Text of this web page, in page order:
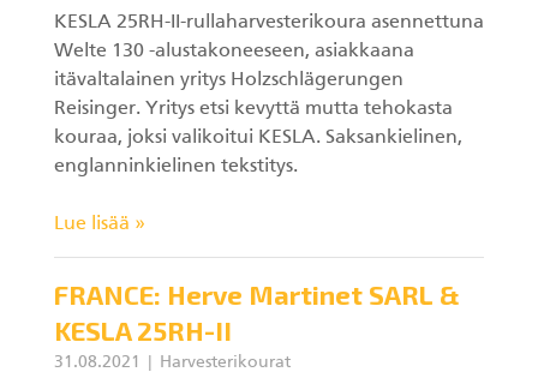
KESLA 25RH-II-rullaharvesterikoura asennettuna
Welte 130 -alustakoneeseen, asiakkaana
itävaltalainen yritys Holzschlägerungen
Reisinger. Yritys etsi kevyttä mutta tehokasta
kouraa, joksi valikoitui KESLA. Saksankielinen,
englanninkielinen tekstitys.
Lue lisää »
FRANCE: Herve Martinet SARL &
KESLA 25RH-II
31.08.2021 Harvesterikourat